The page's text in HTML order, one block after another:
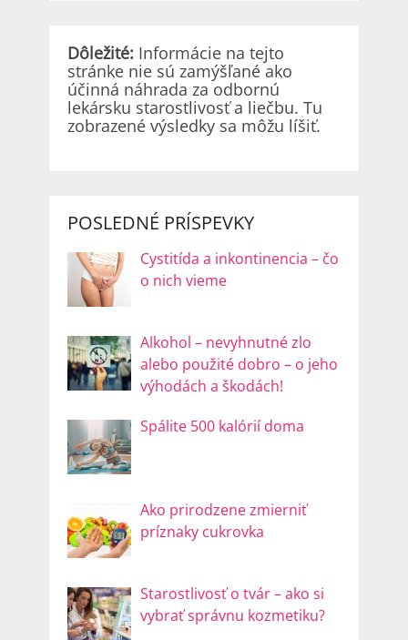
Dôležité: Informácie na tejto
stránke nie sú zamýšľané ako
účinná náhrada za odbornú
lekársku starostlivosť a liečbu. Tu
zobrazené výsledky sa môžu líšiť.
POSLEDNÉ PRÍSPEVKY
Cystitída a inkontinencia – čo
o nich vieme
Alkohol – nevyhnutné zlo
alebo použité dobro – o jeho
výhodách a škodách!
Spálite 500 kalórií doma
Ako prirodzene zmierniť
príznaky cukrovka
Starostlivosť o tvár – ako si
vybrať správnu kozmetiku?